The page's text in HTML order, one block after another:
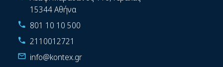
15344 Αθήνα
801 10 10 500
2110012721
info@kontex.gr